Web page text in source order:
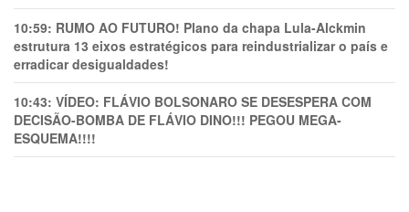
10:59: RUMO AO FUTURO! Plano da chapa Lula-Alckmin
estrutura 13 eixos estratégicos para reindustrializar o país e
erradicar desigualdades!
10:43: VÍDEO: FLÁVIO BOLSONARO SE DESESPERA COM
DECISÃO-BOMBA DE FLÁVIO DINO!!! PEGOU MEGA-
ESQUEMA!!!!